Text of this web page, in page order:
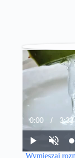
P
l
U
n
C
u
r
e
0:00 /
D
u
a
t
3:33
Wymieszaj